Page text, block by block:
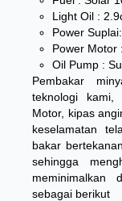
Light Oil :
Power
Power Motor
Oil Pump :
Pembakar
teknologi kami,
Motor, kipas
keselamatan
bakar
sehingga
meminimalkan
sebagai berikut